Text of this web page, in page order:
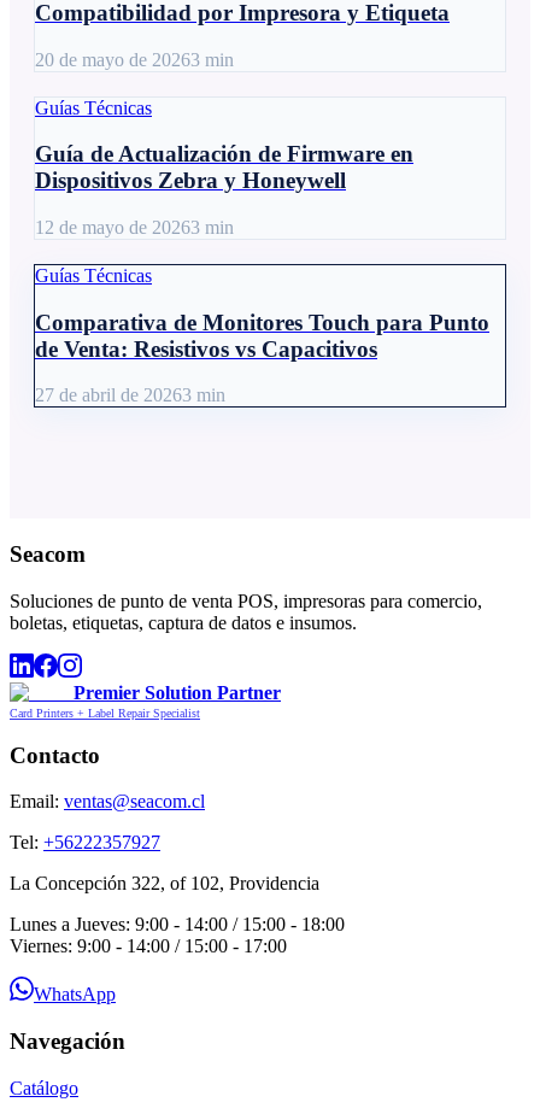
Compatibilidad por Impresora y Etiqueta
20 de mayo de 20263 min
Guías Técnicas
Guía de Actualización de Firmware en
Dispositivos Zebra y Honeywell
12 de mayo de 20263 min
Guías Técnicas
Comparativa de Monitores Touch para Punto
de Venta: Resistivos vs Capacitivos
27 de abril de 20263 min
Seacom
Soluciones de punto de venta POS, impresoras para comercio,
boletas, etiquetas, captura de datos e insumos.
Premier Solution Partner
Card Printers + Label Repair Specialist
Contacto
Email: ventas@seacom.cl
Tel: +56222357927
La Concepción 322, of 102, Providencia
Lunes a Jueves: 9:00 - 14:00 / 15:00 - 18:00
Viernes: 9:00 - 14:00 / 15:00 - 17:00
WhatsApp
Navegación
Catálogo